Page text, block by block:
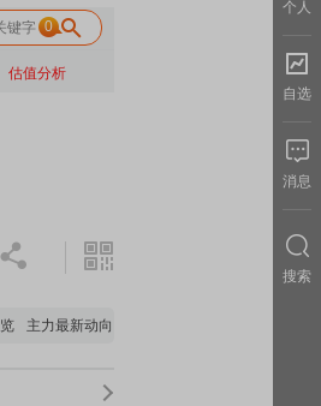
0
估值分析
主力最新动向 上市公司限售股解禁一览
个人
自选
消息
搜索